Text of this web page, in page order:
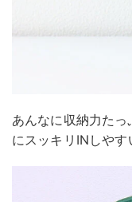
あんなに収納力た
にスッキリINしやす